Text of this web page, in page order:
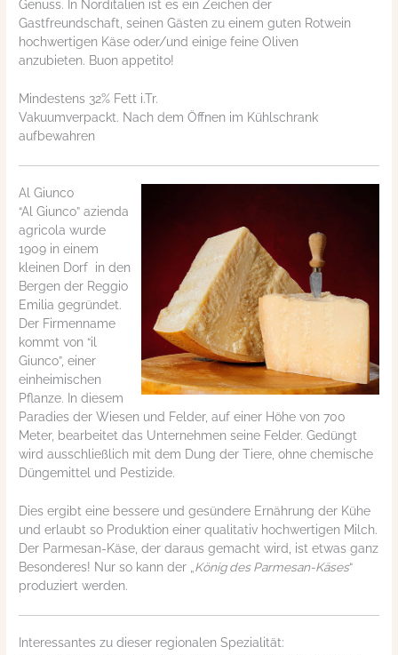
Genuss. In Norditalien ist es ein Zeichen der
Gastfreundschaft, seinen Gästen zu einem guten Rotwein
hochwertigen Käse oder/und einige feine Oliven
anzubieten. Buon appetito!
Mindestens 32% Fett i.Tr.
Vakuumverpackt. Nach dem Öffnen im Kühlschrank
aufbewahren
Al Giunco
“Al Giunco” azienda
agricola wurde
1909 in einem
kleinen Dorf in den
Bergen der Reggio
Emilia gegründet.
Der Firmenname
kommt von “il
Giunco”, einer
einheimischen
Pflanze. In diesem
Paradies der Wiesen und Felder, auf einer Höhe von 700
Meter, bearbeitet das Unternehmen seine Felder. Gedüngt
wird ausschließlich mit dem Dung der Tiere, ohne chemische
Düngemittel und Pestizide.
Dies ergibt eine bessere und gesündere Ernährung der Kühe
und erlaubt so Produktion einer qualitativ hochwertigen Milch.
Der Parmesan-Käse, der daraus gemacht wird, ist etwas ganz
Besonderes! Nur so kann der „ König des Parmesan-Käses“
produziert werden.
Interessantes zu dieser regionalen Spezialität: